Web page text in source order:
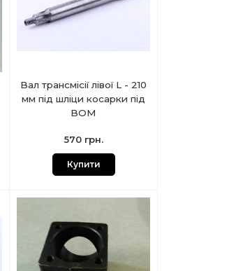
Вал трансмісії лівої L - 210
мм під шліци косарки під
ВОМ
570 грн.
Купити